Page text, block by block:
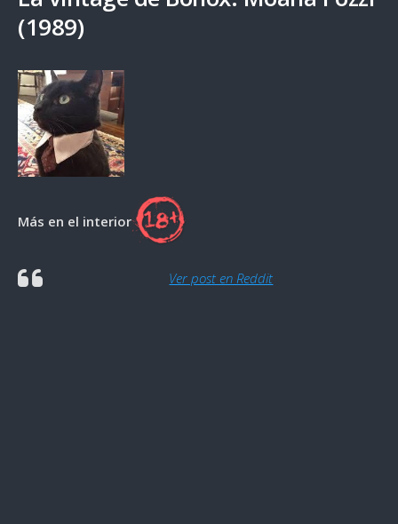
(1989)
Más en el interior
Ver post en Reddit